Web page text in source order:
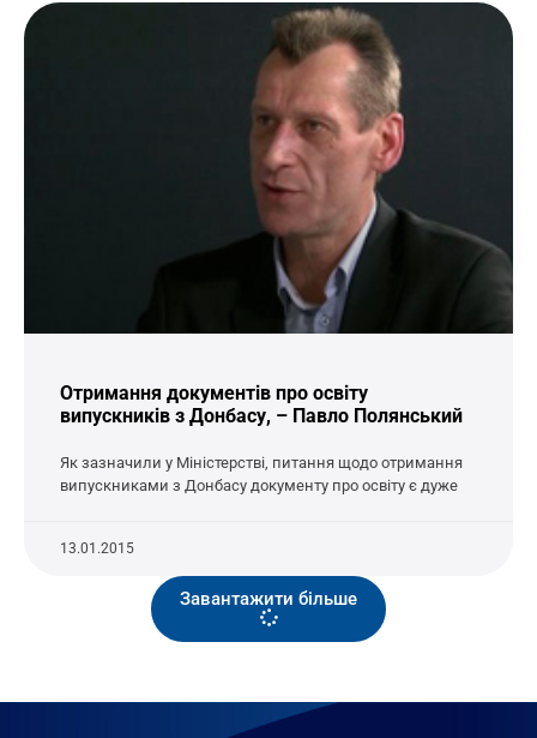
Отримання документів про освіту
випускників з Донбасу, – Павло Полянський
Як зазначили у Міністерстві, питання щодо отримання
випускниками з Донбасу документу про освіту є дуже
13.01.2015
Завантажити більше